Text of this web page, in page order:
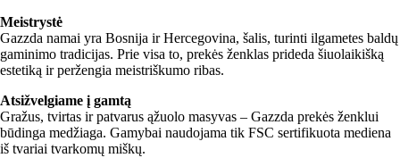
Meistrystė
Gazzda namai yra Bosnija ir Hercegovina, šalis, turinti ilgametes baldų
gaminimo tradicijas. Prie visa to, prekės ženklas prideda šiuolaikišką
estetiką ir peržengia meistriškumo ribas.
Atsižvelgiame į gamtą
Gražus, tvirtas ir patvarus ąžuolo masyvas – Gazzda prekės ženklui
būdinga medžiaga. Gamybai naudojama tik FSC sertifikuota mediena
iš tvariai tvarkomų miškų.